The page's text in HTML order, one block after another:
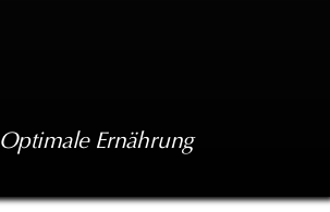
Optimale Ernährung